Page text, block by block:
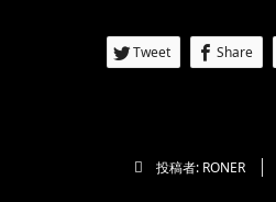
Tweet Share
投稿者: RONER